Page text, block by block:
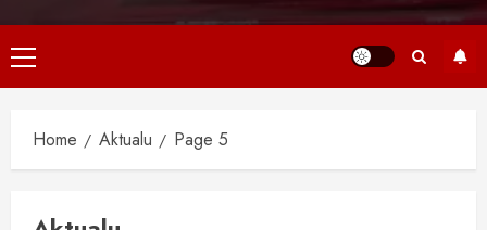
Primary
Menu
Home Aktualu Page 5